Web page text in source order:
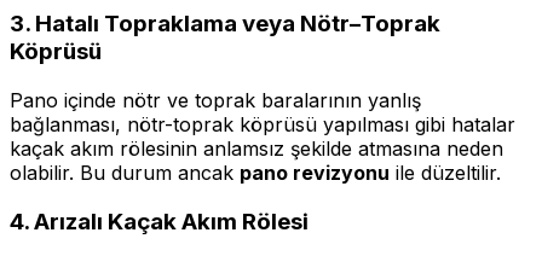
3. Hatalı Topraklama veya Nötr–Toprak
Köprüsü
Pano içinde nötr ve toprak baralarının yanlış
bağlanması, nötr-toprak köprüsü yapılması gibi hatalar
kaçak akım rölesinin anlamsız şekilde atmasına neden
olabilir. Bu durum ancak pano revizyonu ile düzeltilir.
4. Arızalı Kaçak Akım Rölesi